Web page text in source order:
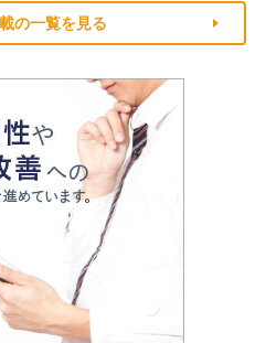
の一覧を見る